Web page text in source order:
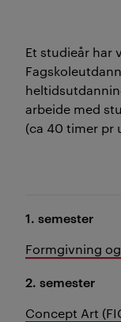
Et studieår har
arbeide med
(ca 40 timer pr
1. semester
Formgivning
2. semester
Concept Art